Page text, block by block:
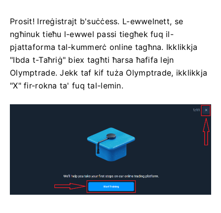
Prosit! Irreġistrajt b'suċċess. L-ewwelnett, se
ngħinuk tieħu l-ewwel passi tiegħek fuq il-
pjattaforma tal-kummerċ online tagħna. Ikklikkja
"Ibda t-Taħriġ" biex tagħti ħarsa ħafifa lejn
Olymptrade. Jekk taf kif tuża Olymptrade, ikklikkja
"X" fir-rokna ta' fuq tal-lemin.